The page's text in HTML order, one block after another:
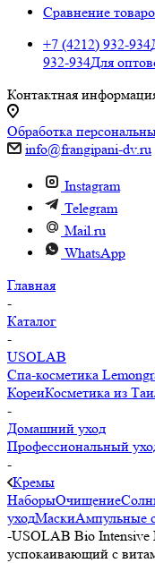
Сравнение
+7 (4212) 932-934
932-934Для
Контактная
Обработка
info@frangipani-dv.ru
Instagram
Telegram
Mail.ru
WhatsApp
Главная
-
Каталог
-
USOLAB
Спа-косметика
КореиКосметика из
-
Домашний уход
Профессиональный
-
Кремы
НаборыОчищение
уходМаскиАмпульные
-USOLAB Bio Intensive
успокаивающий с